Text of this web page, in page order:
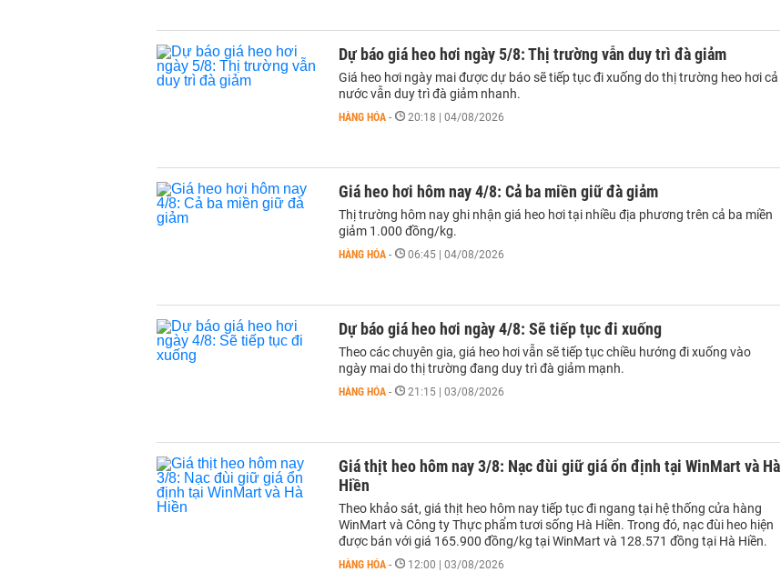
Dự báo giá heo hơi ngày 5/8: Thị trường vẫn duy trì đà giảm
Giá heo hơi ngày mai được dự báo sẽ tiếp tục đi xuống do thị trường heo hơi cả
nước vẫn duy trì đà giảm nhanh.
HÀNG HÓA - 20:18 | 04/08/2026
Giá heo hơi hôm nay 4/8: Cả ba miền giữ đà giảm
Thị trường hôm nay ghi nhận giá heo hơi tại nhiều địa phương trên cả ba miền
giảm 1.000 đồng/kg.
HÀNG HÓA - 06:45 | 04/08/2026
Dự báo giá heo hơi ngày 4/8: Sẽ tiếp tục đi xuống
Theo các chuyên gia, giá heo hơi vẫn sẽ tiếp tục chiều hướng đi xuống vào
ngày mai do thị trường đang duy trì đà giảm mạnh.
HÀNG HÓA - 21:15 | 03/08/2026
Giá thịt heo hôm nay 3/8: Nạc đùi giữ giá ổn định tại WinMart và Hà
Hiền
Theo khảo sát, giá thịt heo hôm nay tiếp tục đi ngang tại hệ thống cửa hàng
WinMart và Công ty Thực phẩm tươi sống Hà Hiền. Trong đó, nạc đùi heo hiện
được bán với giá 165.900 đồng/kg tại WinMart và 128.571 đồng tại Hà Hiền.
HÀNG HÓA - 12:00 | 03/08/2026